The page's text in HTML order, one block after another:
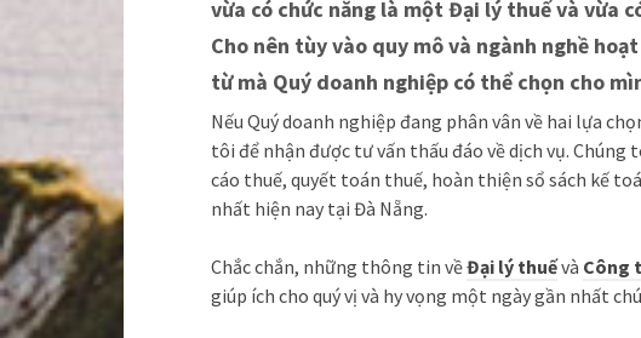
vừa có chức năng là một Đại lý thuế và vừa
Cho nên tùy vào quy mô và ngành nghề
từ mà Quý doanh nghiệp có thể chọn cho
Nếu Quý doanh nghiệp đang phân vân về hai lựa
tôi để nhận được tư vấn thấu đáo về dịch vụ. Chúng
cáo thuế, quyết toán thuế, hoàn thiện sổ sách kế
nhất hiện nay tại Đà Nẵng.
Chắc chắn, những thông tin vềĐại lý thuếvà Công
giúp ích cho quý vị và hy vọng một ngày gần nhất